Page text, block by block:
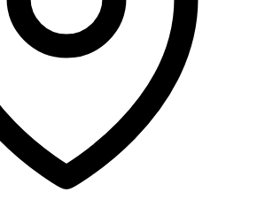
мову
жестову мову
вивчення жестових мов різних країн
мова для поліцейських"
схеми
військовим
жестовою мовою